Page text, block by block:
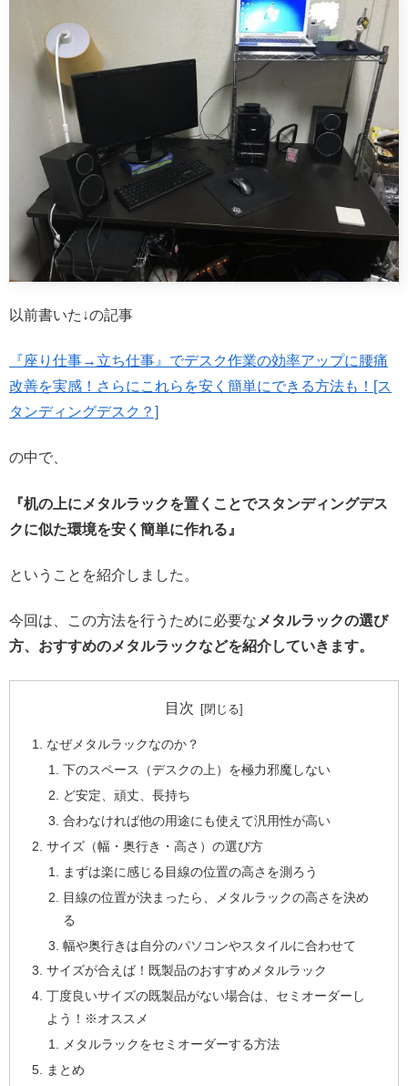
以前書いた↓の記事
『座り仕事→立ち仕事』でデスク作業の効率アップに腰痛
改善を実感！さらにこれらを安く簡単にできる方法も！[ス
タンディングデスク？]
の中で、
『机の上にメタルラックを置くことでスタンディングデス
クに似た環境を安く簡単に作れる』
ということを紹介しました。
今回は、この方法を行うために必要なメタルラックの選び
方、おすすめのメタルラックなどを紹介していきます。
目次
なぜメタルラックなのか？
下のスペース（デスクの上）を極力邪魔しない
ど安定、頑丈、長持ち
合わなければ他の用途にも使えて汎用性が高い
サイズ（幅・奥行き・高さ）の選び方
まずは楽に感じる目線の位置の高さを測ろう
目線の位置が決まったら、メタルラックの高さを決め
る
幅や奥行きは自分のパソコンやスタイルに合わせて
サイズが合えば！既製品のおすすめメタルラック
丁度良いサイズの既製品がない場合は、セミオーダーし
よう！※オススメ
メタルラックをセミオーダーする方法
まとめ